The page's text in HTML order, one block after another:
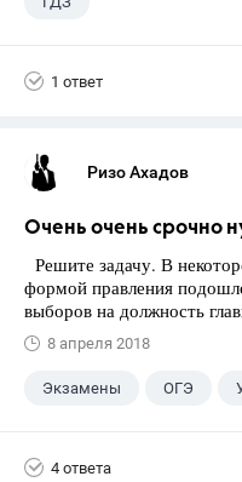
1 ответ
Ризо Ахадов
Очень очень срочно
Решите задачу. В
формой правления
выборов на должность
8 апреля 2018
Экзамены ОГЭ
4 ответа